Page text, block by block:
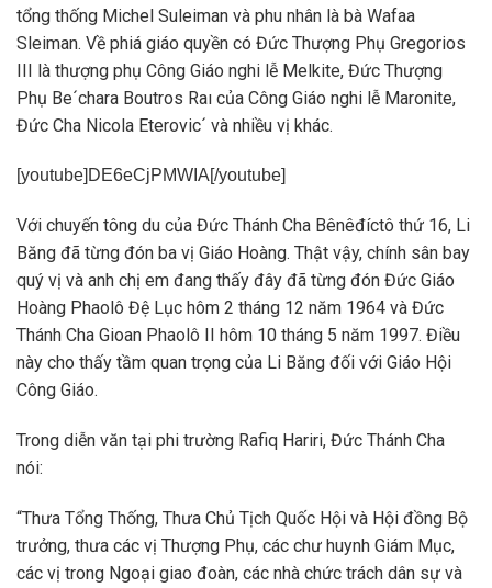
tổng thống Michel Suleiman và phu nhân là bà Wafaa
Sleiman. Về phiá giáo quyền có Đức Thượng Phụ Gregorios
III là thượng phụ Công Giáo nghi lễ Melkite, Đức Thượng
Phụ Be´chara Boutros Raı của Công Giáo nghi lễ Maronite,
Đức Cha Nicola Eterovic´ và nhiều vị khác.
[youtube]DE6eCjPMWIA[/youtube]
Với chuyến tông du của Đức Thánh Cha Bênêđíctô thứ 16, Li
Băng đã từng đón ba vị Giáo Hoàng. Thật vậy, chính sân bay
quý vị và anh chị em đang thấy đây đã từng đón Đức Giáo
Hoàng Phaolô Đệ Lục hôm 2 tháng 12 năm 1964 và Đức
Thánh Cha Gioan Phaolô II hôm 10 tháng 5 năm 1997. Điều
này cho thấy tầm quan trọng của Li Băng đối với Giáo Hội
Công Giáo.
Trong diễn văn tại phi trường Rafiq Hariri, Đức Thánh Cha
nói:
“Thưa Tổng Thống, Thưa Chủ Tịch Quốc Hội và Hội đồng Bộ
trưởng, thưa các vị Thượng Phụ, các chư huynh Giám Mục,
các vị trong Ngoại giao đoàn, các nhà chức trách dân sự và